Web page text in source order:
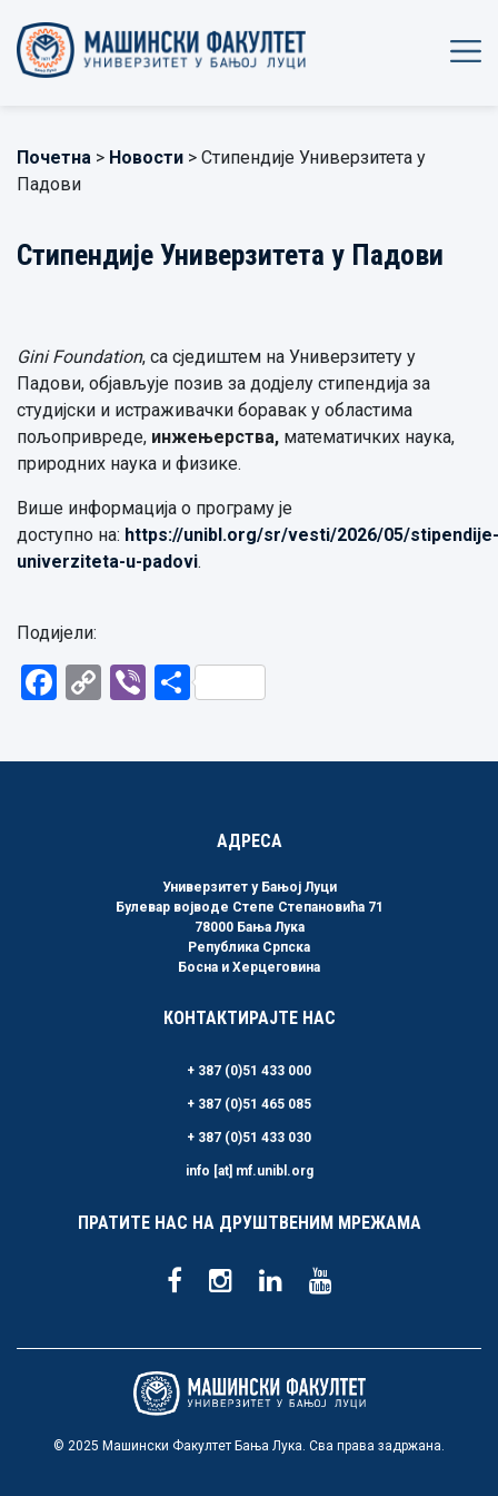
Почетна > Новости > Стипендије Универзитета у
Падови
Стипендије Универзитета у Падови
Gini Foundation, са сједиштем на Универзитету у
Падови, објављује позив за додјелу стипендија за
студијски и истраживачки боравак у областима
пољопривреде, инжењерства, математичких наука,
природних наука и физике.
Више информација о програму је
доступно на: https://unibl.org/sr/vesti/2026/05/stipendije-
univerziteta-u-padovi.
Подијели:
Facebook
CopyViberShare
АДРЕСА
Универзитет у Бањој Луци
Булевар војводе Степе Степановића 71
78000 Бања Лука
Република Српска
Босна и Херцеговина
КОНТАКТИРАЈТЕ НАС
+ 387 (0)51 433 000
+ 387 (0)51 465 085
+ 387 (0)51 433 030
info [at] mf.unibl.org
ПРАТИТЕ НАС НА ДРУШТВЕНИМ МРЕЖАМА
© 2025 Машински Факултет Бања Лука. Сва права задржана.